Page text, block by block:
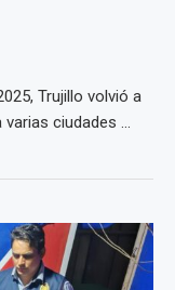
Trujillo volvió a
ciudades ...